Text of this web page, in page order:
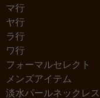
マ行
ヤ行
ラ行
ワ行
フォーマルセレクト
メンズアイテム
淡水パールネックレス